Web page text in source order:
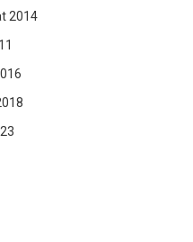
2014